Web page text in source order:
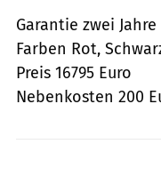
Garantie zwei Jahre
Farben Rot,
Preis 16795 Euro
Nebenkosten 200